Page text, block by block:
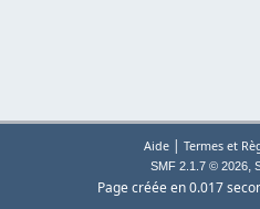
Aide| Termes et
SMF 2.1.7 © 2026,
Page créée en 0.017